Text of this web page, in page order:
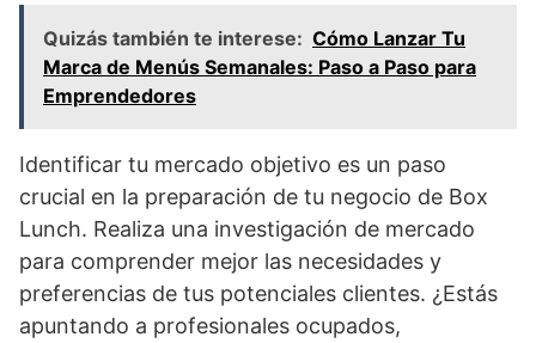
Quizás también te interese: Cómo Lanzar Tu
Marca de Menús Semanales: Paso a Paso para
Emprendedores
Identificar tu mercado objetivo es un paso
crucial en la preparación de tu negocio de Box
Lunch. Realiza una investigación de mercado
para comprender mejor las necesidades y
preferencias de tus potenciales clientes. ¿Estás
apuntando a profesionales ocupados,